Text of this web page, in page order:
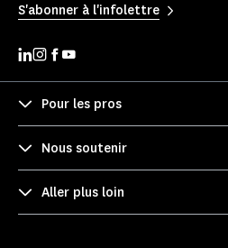
S'abonner à l'infolettre
Pour les pros
Nous soutenir
Aller plus loin